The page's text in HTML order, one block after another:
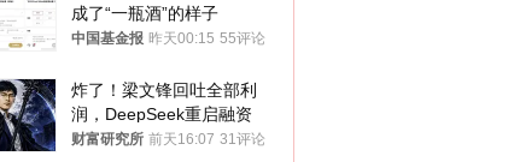
成了“一瓶酒”的样子
中国基金报 昨天00:15 55评论
炸了！梁文锋回吐全部利
润，DeepSeek重启融资
财富研究所 前天16:07 31评论